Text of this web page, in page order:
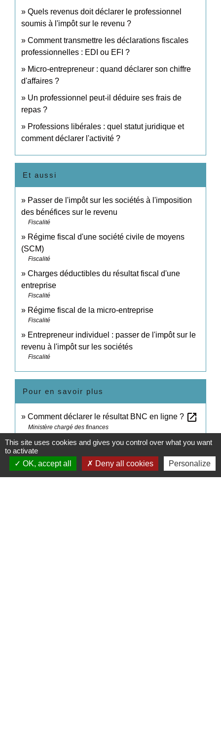
Quels revenus doit déclarer le professionnel
soumis à l'impôt sur le revenu ?
Comment transmettre les déclarations fiscales
professionnelles : EDI ou EFI ?
Micro-entrepreneur : quand déclarer son chiffre
d'affaires ?
Un professionnel peut-il déduire ses frais de
repas ?
Professions libérales : quel statut juridique et
comment déclarer l'activité ?
Et aussi
Passer de l'impôt sur les sociétés à l'imposition
des bénéfices sur le revenu
Fiscalité
Régime fiscal d'une société civile de moyens
(SCM)
Fiscalité
Charges déductibles du résultat fiscal d'une
entreprise
Fiscalité
Régime fiscal de la micro-entreprise
Fiscalité
Entrepreneur individuel : passer de l'impôt sur le
revenu à l'impôt sur les sociétés
Fiscalité
Pour en savoir plus
Comment déclarer le résultat BNC en ligne ? open_in_new
Ministère chargé des finances
L'essentiel sur les BNC open_in_new
Ministère chargé des finances
This site uses cookies and gives you control over what you want
to activate
OK, accept all
Deny all cookies Personalize